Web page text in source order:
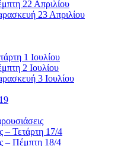
22 Απριλίου
23 Απριλίου
1 Ιουλίου
2 Ιουλίου
3 Ιουλίου
– Τετάρτη 17/4
– Πέμπτη 18/4